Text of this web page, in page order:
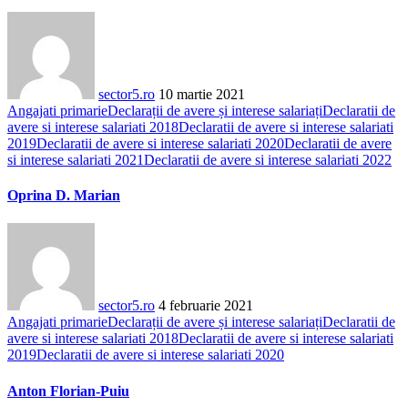
sector5.ro 10 martie 2021
Angajati primarieDeclarații de avere și interese salariațiDeclaratii de
avere si interese salariati 2018Declaratii de avere si interese salariati
2019Declaratii de avere si interese salariati 2020Declaratii de avere
si interese salariati 2021Declaratii de avere si interese salariati 2022
Oprina D. Marian
sector5.ro 4 februarie 2021
Angajati primarieDeclarații de avere și interese salariațiDeclaratii de
avere si interese salariati 2018Declaratii de avere si interese salariati
2019Declaratii de avere si interese salariati 2020
Anton Florian-Puiu